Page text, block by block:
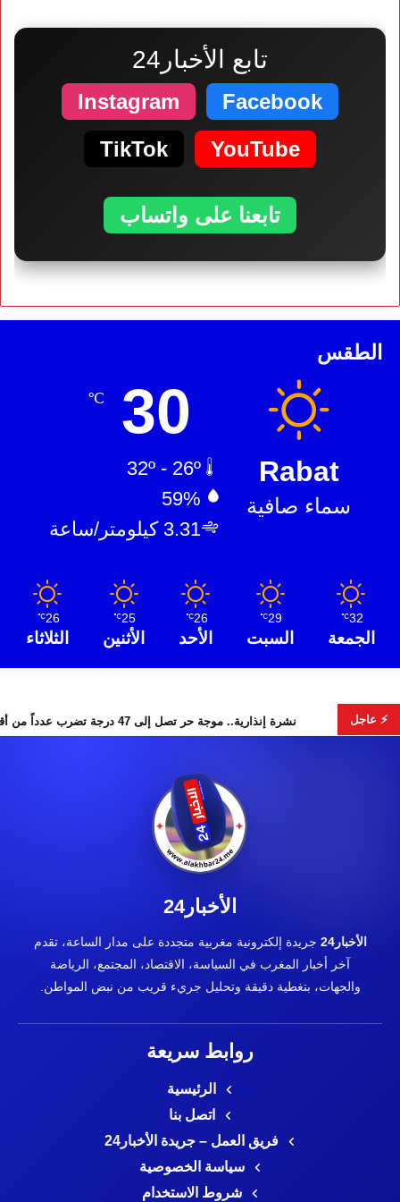
تابع الأخبار24
Facebook
Instagram
YouTube
TikTok
تابعنا على واتساب
الطقس
Rabat
سماء صافية
30
℃
59%
3.31 كيلومتر/ساعة
32
℃
الجمعة
29
℃
السبت
26
℃
الأحد
25
℃
الأثنين
26
℃
الثلاثاء
⚡ عاجلعن هويات الضحايا نشرة إنذارية.. موجة حر تصل إلى 47 درجة تضرب عدداً من أقاليم المغرب
الأخبار24
الأخبار24
جريدة إلكترونية مغربية متجددة على مدار الساعة، تقدم
آخر أخبار المغرب في السياسة، الاقتصاد، المجتمع، الرياضة
والجهات، بتغطية دقيقة وتحليل جريء قريب من نبض المواطن.
روابط سريعة
الرئيسية
اتصل بنا
فريق العمل – جريدة الأخبار24
سياسة الخصوصية
شروط الاستخدام